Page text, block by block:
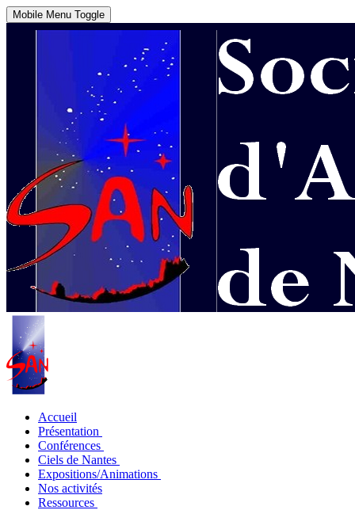
Mobile Menu Toggle
Accueil
Présentation
Conférences
Ciels de Nantes
Expositions/Animations
Nos activités
Ressources